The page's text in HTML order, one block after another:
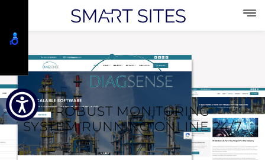
ROBUST MONITORING
SYSTEM RUNNING ONLINE 24/7